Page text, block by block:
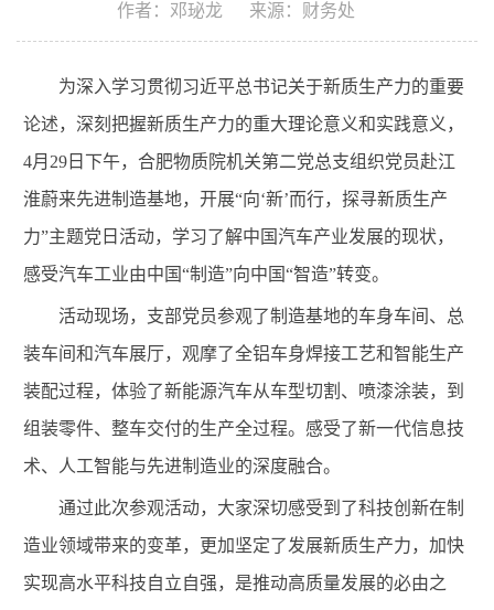
作者： 邓珌龙 来源： 财务处
为深入学习贯彻习近平总书记关于新质生产力的重要
论述，深刻把握新质生产力的重大理论意义和实践意义，
4月 29 日下午，合肥物质院机关第二党总支组织党员赴江
淮蔚来先进制造基地，开展“向‘新’而行，探寻新质生产
力”主题党日活动，学习了解中国汽车产业发展的现状，
感受汽车工业由中国“制造”向中国“智造”转变。
活动现场，支部党员参观了制造基地的车身车间、总
装车间和汽车展厅，观摩了全铝车身焊接工艺和智能生产
装配过程，体验了新能源汽车从车型切割、喷漆涂装，到
组装零件、整车交付的生产全过程。感受了新一代信息技
术、人工智能与先进制造业的深度融合。
通过此次参观活动，大家深切感受到了科技创新在制
造业领域带来的变革，更加坚定了发展新质生产力，加快
实现高水平科技自立自强，是推动高质量发展的必由之